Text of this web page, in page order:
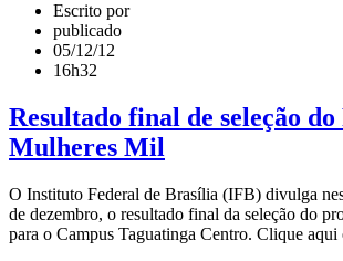
Escrito por
publicado
05/12/12
16h32
Resultado final de seleção
Mulheres Mil
O Instituto Federal de Brasília (IFB) divulga
de dezembro, o resultado final da seleção do
para o Campus Taguatinga Centro. Clique aqui